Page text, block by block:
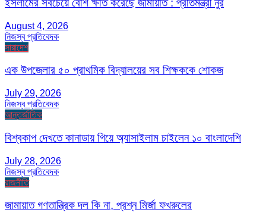
ইসলামের সবচেয়ে বেশি ক্ষতি করেছে জামায়াত : প্রতিমন্ত্রী নুর
August 4, 2026
নিজস্ব প্রতিবেদক
সারাদেশ
এক উপজেলার ৫০ প্রাথমিক বিদ্যালয়ের সব শিক্ষককে শোকজ
July 29, 2026
নিজস্ব প্রতিবেদক
আন্তর্জাতিক
বিশ্বকাপ দেখতে কানাডায় গিয়ে অ্যাসাইলাম চাইলেন ১০ বাংলাদেশি
July 28, 2026
নিজস্ব প্রতিবেদক
রাজনীতি
জামায়াত গণতান্ত্রিক দল কি না, প্রশ্ন মির্জা ফখরুলের